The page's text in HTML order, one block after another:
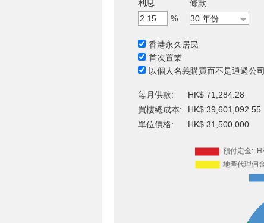
利息
%
條款
香港永久居民
首次置業
以個人名義購買而不是通過公司
每月供款:
HK$ 71,284.28
買樓總成本:
HK$ 39,601,092.55
單位價格:
HK$ 31,500,000